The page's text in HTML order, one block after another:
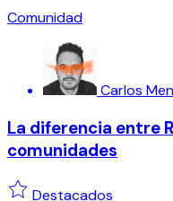
Comunidad
Carlos
La diferencia entre
comunidades
Destacados